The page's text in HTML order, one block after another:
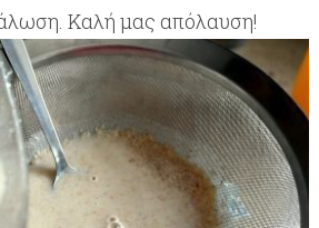
Καλή μας απόλαυση!